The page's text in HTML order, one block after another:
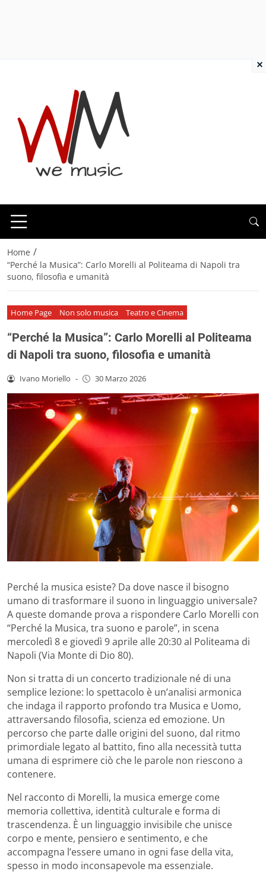
Home /
“Perché la Musica”: Carlo Morelli al Politeama di Napoli tra
suono, filosofia e umanità
Home Page Non solo musica Teatro e Cinema
“Perché la Musica”: Carlo Morelli al Politeama
di Napoli tra suono, filosofia e umanità
Ivano Moriello - 30 Marzo 2026
Perché la musica esiste? Da dove nasce il bisogno
umano di trasformare il suono in linguaggio universale?
A queste domande prova a rispondere Carlo Morelli con
“Perché la Musica, tra suono e parole”, in scena
mercoledì 8 e giovedì 9 aprile alle 20:30 al Politeama di
Napoli (Via Monte di Dio 80).
Non si tratta di un concerto tradizionale né di una
semplice lezione: lo spettacolo è un’analisi armonica
che indaga il rapporto profondo tra Musica e Uomo,
attraversando filosofia, scienza ed emozione. Un
percorso che parte dalle origini del suono, dal ritmo
primordiale legato al battito, fino alla necessità tutta
umana di esprimere ciò che le parole non riescono a
contenere.
Nel racconto di Morelli, la musica emerge come
memoria collettiva, identità culturale e forma di
trascendenza. È un linguaggio invisibile che unisce
corpo e mente, pensiero e sentimento, e che
accompagna l’essere umano in ogni fase della vita,
spesso in modo inconsapevole ma essenziale.
×